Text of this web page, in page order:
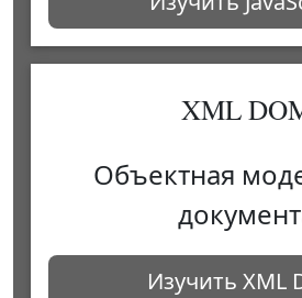
XML
Объектная
Изучить XML